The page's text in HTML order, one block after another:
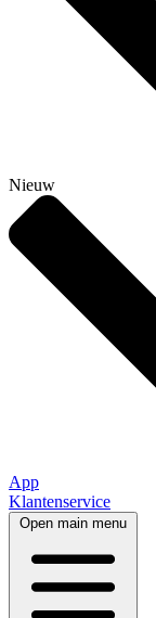
Nieuw
App
Klantenservice
Open main menu